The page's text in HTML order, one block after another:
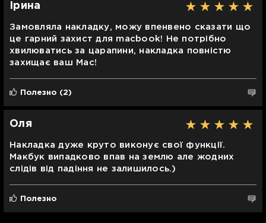
Ірина
Замовляла накладку, можу впенвено сказати що
це гарний захист для macbook! Не потрібно
хвилюватись за царапини, накладка повністю
захищає ваш Mac!
Полезно (2)
Оля
Накладка дуже круто виконує свої функції.
Макбук випадково впав на землю але жодних
слідів від падіння не залишилось.)
Полезно